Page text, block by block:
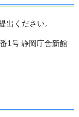
出ください。
1号 静岡庁舎新館